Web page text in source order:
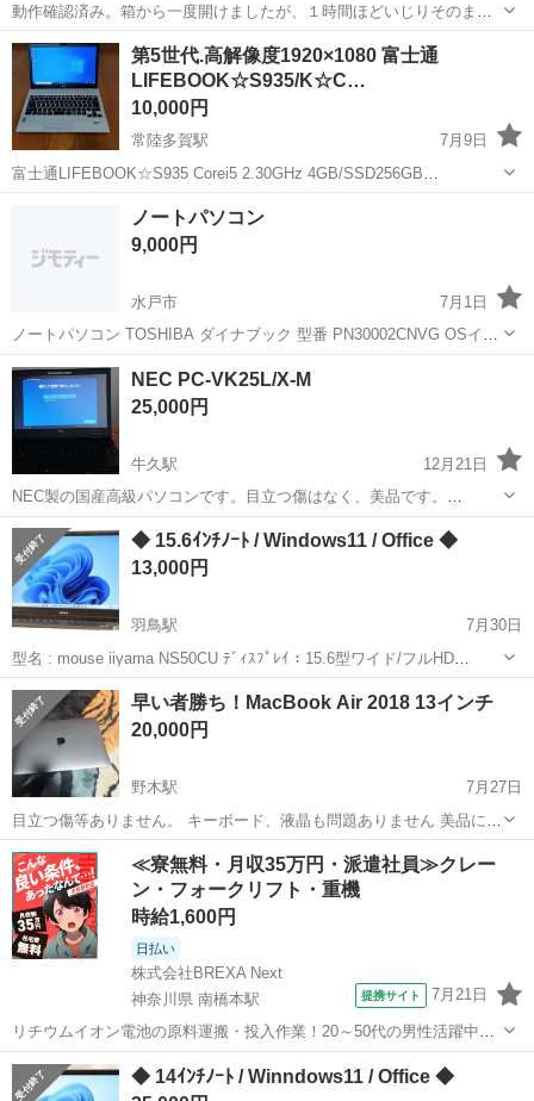
動作確認済み。箱から一度開けましたが、１時間ほどいじりそのまま
です。 マウスはありません。充電器あります。 説明書も無いため理解
ある方お願いします 定価6万円程でAmazonで購入しました。 CPU:
Intel J3...
茨城 古河市 ノートパソコン
第5世代.高解像度1920×1080 富士通
LIFEBOOK☆S935/K☆C…
10,000円
常陸多賀駅
7月9日
富士通LIFEBOOK☆S935 Corei5 2.30GHz 4GB/SSD256GB
Windows10Pro 状態は写真の通りで、カバー正面右下が欠けてます。
SSD256に変えてあるので起動は早く快適です。サービスで...
常陸多賀駅
ノートパソコン
9,000円
水戸市
7月1日
ノートパソコン TOSHIBA ダイナブック 型番 PN30002CNVG OSイン
ストールすればまだ、使えます。 HDDは抜きます。 電源アダプターは
付いてます^_^ もし、使いたい方がいれば、おまけでマイクロソフト
から...
茨城 水戸市
NEC PC-VK25L/X-M
25,000円
牛久駅
12月21日
NEC製の国産高級パソコンです。目立つ傷はなく、美品です。
【CPU】:Core i3-4100M 2.5GHz 【RAM】:4GB 【HDD容量】:500GB
【ドライブ】:DVDスーパーマルチ 【ディスプレイ】:15.6...
茨城 牛久市 牛久駅 ノートパソコン
◆ 15.6ｲﾝﾁﾉｰﾄ / Windows11 / Office ◆
13,000円
羽鳥駅
7月30日
型名 : mouse iiyama NS50CU ﾃﾞｨｽﾌﾟﾚｲ：15.6型ワイド/フルHD
(1,920x1,080)ドットLED CPU：Intel Core i5-10210U(Comet Lake)
1.6...
茨城 石岡市 羽鳥駅
早い者勝ち！MacBook Air 2018 13インチ
20,000円
野木駅
7月27日
目立つ傷等ありません。 キーボード、液晶も問題ありません 美品にな
ります。 近場の方はお届けに行きます。
茨城 古河市 野木駅 ノートパソコン
≪寮無料・月収35万円・派遣社員≫クレー
ン・フォークリフト・重機
時給1,600円
日払い
株式会社BREXA Next
神奈川県 南橋本駅
提携サイト 7月21日
リチウムイオン電池の原料運搬・投入作業！20～50代の男性活躍中★
ワンルーム寮完備！赴任旅費会社負担！年間休日130日★フォークリフ
ト免許お持ちの方、活躍中！就業先食堂利用可★《神奈川県相模原
神奈川 相模原市 南橋本駅
◆ 14ｲﾝﾁﾉｰﾄ / Winndows11 / Office ◆